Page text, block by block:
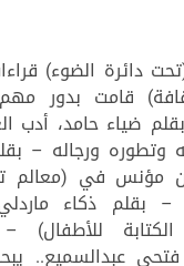
دائرة الضوء)
قامت بدور
ضياء حامد، أدب
وتطوره ورجاله –
مؤنس في (معالم
– بقلم ذكاء
للأطفال)
فتحي عبدالسميع..